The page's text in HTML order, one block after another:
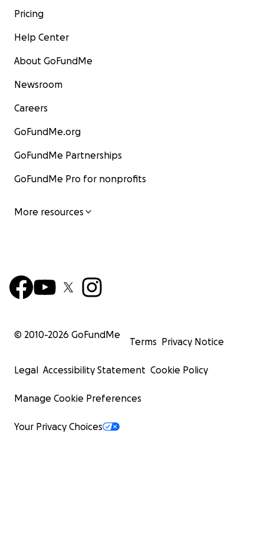
Pricing
Help Center
About GoFundMe
Newsroom
Careers
GoFundMe.org
GoFundMe Partnerships
GoFundMe Pro for nonprofits
More resources
© 2010-2026 GoFundMe
Terms Privacy Notice
Legal Accessibility Statement Cookie Policy
Manage Cookie Preferences
Your Privacy Choices